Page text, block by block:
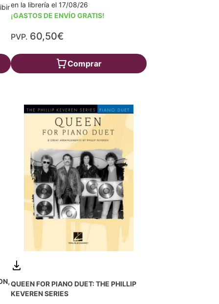
en la librería el 17/08/26
¡GASTOS DE ENVÍO GRATIS!
PVP. 60,50€
Comprar
QUEEN FOR PIANO DUET: THE PHILLIP
KEVEREN SERIES